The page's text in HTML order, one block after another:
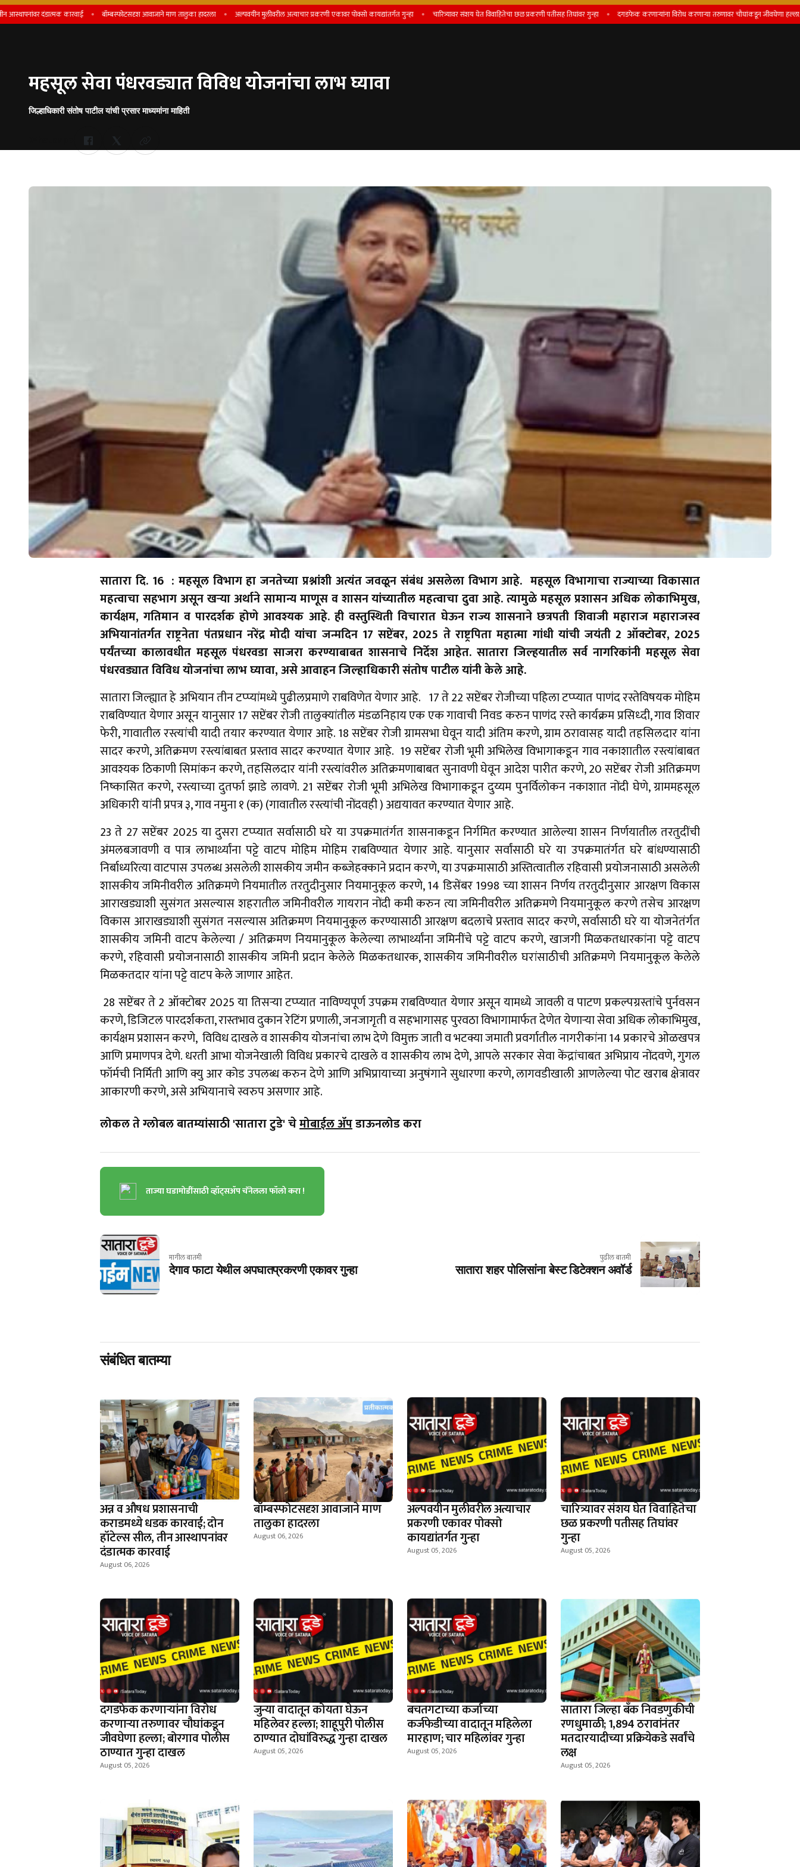
दंडात्मक कारवाई बॉम्बस्फोटसदृश आवाजाने माण तालुका हादरला अल्पवयीन मुलीवरील अत्याचार प्रकरणी एकावर पोक्सो कायद्यांतर्गत गुन्हा चारित्र्यावर संशय घेत विवाहितेचा छळ प्रकरणी पतीसह तिघांवर गुन्हा दगडफेक करणार्‍यांना विरोध करणार्‍या तरुणावर चौघांकडून जीवघेणा हल्ला; बोरगाव
महसूल सेवा पंधरवड्यात विविध योजनांचा लाभ घ्यावा
जिल्हाधिकारी संतोष पाटील यांची प्रसार माध्यमांना माहिती
सातारा दि. 16 : महसूल विभाग हा जनतेच्या प्रश्नांशी अत्यंत जवळून संबंध असलेला विभाग आहे. महसूल विभागाचा राज्याच्या विकासात
महत्वाचा सहभाग असून खऱ्या अर्थाने सामान्य माणूस व शासन यांच्यातील महत्वाचा दुवा आहे. त्यामुळे महसूल प्रशासन अधिक लोकाभिमुख,
कार्यक्षम, गतिमान व पारदर्शक होणे आवश्यक आहे. ही वस्तुस्थिती विचारात घेऊन राज्य शासनाने छत्रपती शिवाजी महाराज महाराजस्व
अभियानांतर्गत राष्ट्रनेता पंतप्रधान नरेंद्र मोदी यांचा जन्मदिन 17 सप्टेंबर, 2025 ते राष्ट्रपिता महात्मा गांधी यांची जयंती 2 ऑक्टोबर, 2025
पर्यंतच्या कालावधीत महसूल पंधरवडा साजरा करण्याबाबत शासनाचे निर्देश आहेत. सातारा जिल्हयातील सर्व नागरिकांनी महसूल सेवा
पंधरवड्यात विविध योजनांचा लाभ घ्यावा, असे आवाहन जिल्हाधिकारी संतोष पाटील यांनी केले आहे.
सातारा जिल्ह्यात हे अभियान तीन टप्प्यांमध्ये पुढीलप्रमाणे राबविणेत येणार आहे. 17 ते 22 सप्टेंबर रोजीच्या पहिला टप्प्यात पाणंद रस्तेविषयक मोहिम
राबविण्यात येणार असून यानुसार 17 सप्टेंबर रोजी तालुक्यांतील मंडळनिहाय एक एक गावाची निवड करुन पाणंद रस्ते कार्यक्रम प्रसिध्दी, गाव शिवार
फेरी, गावातील रस्त्यांची यादी तयार करण्यात येणार आहे. 18 सप्टेंबर रोजी ग्रामसभा घेवून यादी अंतिम करणे, ग्राम ठरावासह यादी तहसिलदार यांना
सादर करणे, अतिक्रमण रस्त्यांबाबत प्रस्ताव सादर करण्यात येणार आहे. 19 सप्टेंबर रोजी भूमी अभिलेख विभागाकडून गाव नकाशातील रस्त्यांबाबत
आवश्यक ठिकाणी सिमांकन करणे, तहसिलदार यांनी रस्त्यांवरील अतिक्रमणाबाबत सुनावणी घेवून आदेश पारीत करणे, 20 सप्टेंबर रोजी अतिक्रमण
निष्कासित करणे, रस्त्याच्या दुतर्फा झाडे लावणे. 21 सप्टेंबर रोजी भूमी अभिलेख विभागाकडून दुय्यम पुनर्विलोकन नकाशात नोंदी घेणे, ग्राममहसूल
अधिकारी यांनी प्रपत्र ३, गाव नमुना १ (क) (गावातील रस्त्यांची नोंदवही ) अद्ययावत करण्यात येणार आहे.
23 ते 27 सप्टेंबर 2025 या दुसरा टप्प्यात सर्वासाठी घरे या उपक्रमातंर्गत शासनाकडून निर्गमित करण्यात आलेल्या शासन निर्णयातील तरतुदींची
अंमलबजावणी व पात्र लाभार्थ्यांना पट्टे वाटप मोहिम मोहिम राबविण्यात येणार आहे. यानुसार सर्वांसाठी घरे या उपक्रमातंर्गत घरे बांधण्यासाठी
निर्बाध्यरित्या वाटपास उपलब्ध असलेली शासकीय जमीन कब्जेहक्काने प्रदान करणे, या उपक्रमासाठी अस्तित्वातील रहिवासी प्रयोजनासाठी असलेली
शासकीय जमिनीवरील अतिक्रमणे नियमातील तरतुदीनुसार नियमानुकूल करणे, 14 डिसेंबर 1998 च्या शासन निर्णय तरतुदीनुसार आरक्षण विकास
आराखड्याशी सुसंगत असल्यास शहरातील जमिनीवरील गायरान नोंदी कमी करुन त्या जमिनीवरील अतिक्रमणे नियमानुकूल करणे तसेच आरक्षण
विकास आराखड्याशी सुसंगत नसल्यास अतिक्रमण नियमानुकूल करण्यासाठी आरक्षण बदलाचे प्रस्ताव सादर करणे, सर्वासाठी घरे या योजनेतंर्गत
शासकीय जमिनी वाटप केलेल्या / अतिक्रमण नियमानुकूल केलेल्या लाभार्थ्यांना जमिनींचे पट्टे वाटप करणे, खाजगी मिळकतधारकांना पट्टे वाटप
करणे, रहिवासी प्रयोजनासाठी शासकीय जमिनी प्रदान केलेले मिळकतधारक, शासकीय जमिनीवरील घरांसाठीची अतिक्रमणे नियमानुकूल केलेले
मिळकतदार यांना पट्टे वाटप केले जाणार आहेत.
28 सप्टेंबर ते 2 ऑक्टोबर 2025 या तिसऱ्या टप्प्यात नाविण्यपूर्ण उपक्रम राबविण्यात येणार असून यामध्ये जावली व पाटण प्रकल्पग्रस्तांचे पुर्नवसन
करणे, डिजिटल पारदर्शकता, रास्तभाव दुकान रेटिंग प्रणाली, जनजागृती व सहभागासह पुरवठा विभागामार्फत देणेत येणाऱ्या सेवा अधिक लोकाभिमुख,
कार्यक्षम प्रशासन करणे, विविध दाखले व शासकीय योजनांचा लाभ देणे विमुक्त जाती व भटक्या जमाती प्रवर्गातील नागरीकांना 14 प्रकारचे ओळखपत्र
आणि प्रमाणपत्र देणे. धरती आभा योजनेखाली विविध प्रकारचे दाखले व शासकीय लाभ देणे, आपले सरकार सेवा केंद्रांचाबत अभिप्राय नोंदवणे, गुगल
फॉर्मची निर्मिती आणि क्यु आर कोड उपलब्ध करुन देणे आणि अभिप्रायाच्या अनुषंगाने सुधारणा करणे, लागवडीखाली आणलेल्या पोट खराब क्षेत्रावर
आकारणी करणे, असे अभियानाचे स्वरुप असणार आहे.
लोकल ते ग्लोबल बातम्यांसाठी 'सातारा टुडे' चेमोबाईल ॲपडाऊनलोड करा
ताज्या घडामोडींसाठी व्हॉट्सॲप चॅनेलला फॉलो करा !
मागील बातमी
देगाव फाटा येथील अपघातप्रकरणी एकावर गुन्हा
पुढील बातमी
सातारा शहर पोलिसांना बेस्ट डिटेक्शन अवॉर्ड
संबंधित बातम्या
अन्न व औषध प्रशासनाची
कराडमध्ये धडक कारवाई; दोन
हॉटेल्स सील, तीन आस्थापनांवर
दंडात्मक कारवाई
August 06, 2026
बॉम्बस्फोटसदृश आवाजाने माण
तालुका हादरला
August 06, 2026
अल्पवयीन मुलीवरील अत्याचार
प्रकरणी एकावर पोक्सो
कायद्यांतर्गत गुन्हा
August 05, 2026
चारित्र्यावर संशय घेत विवाहितेचा
छळ प्रकरणी पतीसह तिघांवर
गुन्हा
August 05, 2026
दगडफेक करणार्‍यांना विरोध
करणार्‍या तरुणावर चौघांकडून
जीवघेणा हल्ला; बोरगाव पोलीस
ठाण्यात गुन्हा दाखल
August 05, 2026
जुन्या वादातून कोयता घेऊन
महिलेवर हल्ला; शाहूपुरी पोलीस
ठाण्यात दोघांविरुद्ध गुन्हा दाखल
August 05, 2026
बचतगटाच्या कर्जाच्या
कर्जफेडीच्या वादातून महिलेला
मारहाण; चार महिलांवर गुन्हा
August 05, 2026
सातारा जिल्हा बँक निवडणुकीची
रणधुमाळी; 1,894 ठरावांनंतर
मतदारयादीच्या प्रक्रियेकडे सर्वांचे
लक्ष
August 05, 2026